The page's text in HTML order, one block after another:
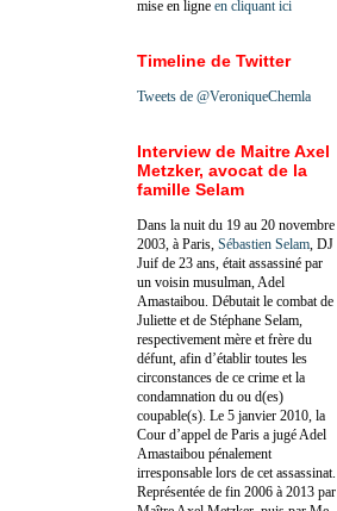
mise en ligne en cliquant ici
Timeline de Twitter
Tweets de @VeroniqueChemla
Interview de Maitre Axel
Metzker, avocat de la
famille Selam
Dans la nuit du 19 au 20 novembre
2003, à Paris, Sébastien Selam , DJ
Juif de 23 ans, était assassiné par
un voisin musulman, Adel
Amastaibou. Débutait le combat de
Juliette et de Stéphane Selam,
respectivement mère et frère du
défunt, afin d’établir toutes les
circonstances de ce crime et la
condamnation du ou d(es)
coupable(s). Le 5 janvier 2010, la
Cour d’appel de Paris a jugé Adel
Amastaibou pénalement
irresponsable lors de cet assassinat.
Représentée de fin 2006 à 2013 par